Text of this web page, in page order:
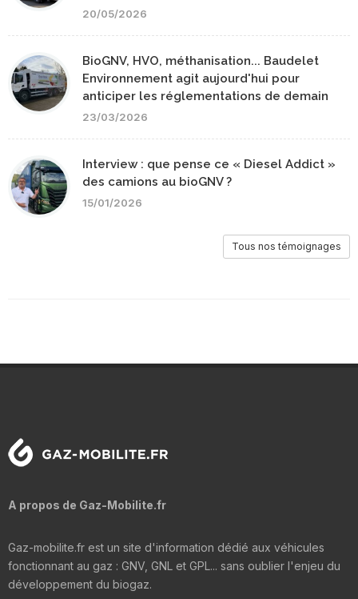
20/05/2026
BioGNV, HVO, méthanisation... Baudelet
Environnement agit aujourd'hui pour
anticiper les réglementations de demain
23/03/2026
Interview : que pense ce « Diesel Addict »
des camions au bioGNV ?
15/01/2026
Tous nos témoignages
A propos de Gaz-Mobilite.fr
Gaz-mobilite.fr est un site d'information dédié aux véhicules
fonctionnant au gaz : GNV, GNL et GPL... sans oublier l'enjeu du
développement du biogaz.